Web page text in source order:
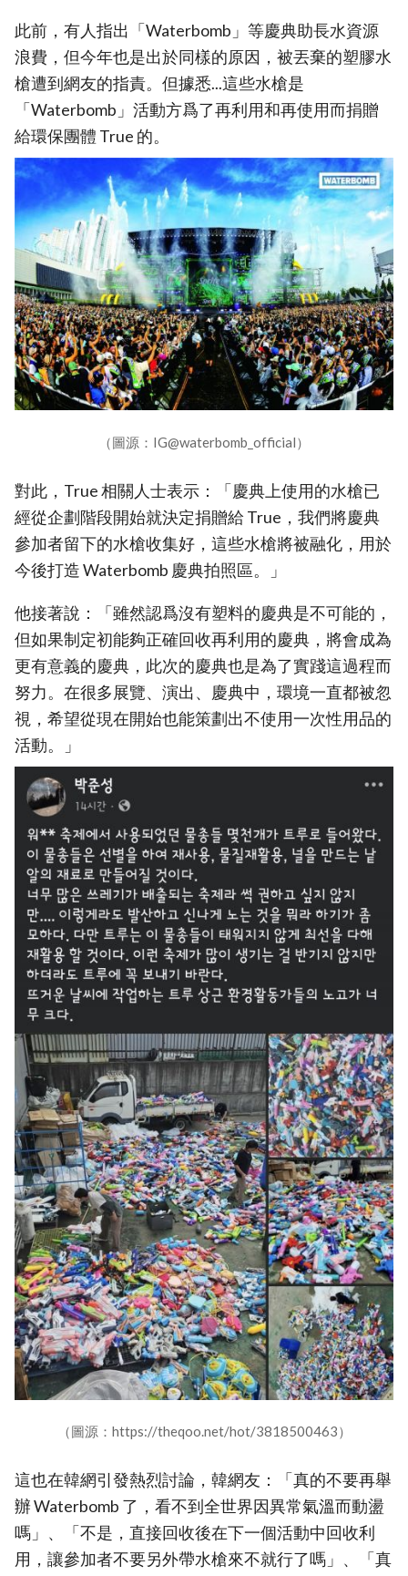
此前，有人指出「Waterbomb」等慶典助長水資源
浪費，但今年也是出於同樣的原因，被丟棄的塑膠水
槍遭到網友的指責。但據悉...這些水槍是
「Waterbomb」活動方爲了再利用和再使用而捐贈
給環保團體 True 的。
（圖源：IG@waterbomb_official）
對此，True 相關人士表示：「慶典上使用的水槍已
經從企劃階段開始就決定捐贈給 True，我們將慶典
參加者留下的水槍收集好，這些水槍將被融化，用於
今後打造 Waterbomb 慶典拍照區。」
他接著說：「雖然認爲沒有塑料的慶典是不可能的，
但如果制定初能夠正確回收再利用的慶典，將會成為
更有意義的慶典，此次的慶典也是為了實踐這過程而
努力。在很多展覽、演出、慶典中，環境一直都被忽
視，希望從現在開始也能策劃出不使用一次性用品的
活動。」
（圖源：https://theqoo.net/hot/3818500463）
這也在韓網引發熱烈討論，韓網友：「真的不要再舉
辦 Waterbomb 了，看不到全世界因異常氣溫而動盪
嗎」、「不是，直接回收後在下一個活動中回收利
用，讓參加者不要另外帶水槍來不就行了嗎」、「真